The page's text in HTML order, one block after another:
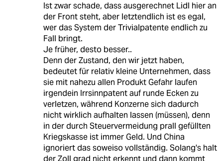
Ist zwar schade, dass ausgerechnet Lidl hier an
der Front steht, aber letztendlich ist es egal,
wer das System der Trivialpatente endlich zu
Fall bringt.
Je früher, desto besser..
Denn der Zustand, den wir jetzt haben,
bedeutet für relativ kleine Unternehmen, dass
sie mit nahezu allen Produkt Gefahr laufen
irgendein Irrsinnpatent auf runde Ecken zu
verletzen, während Konzerne sich dadurch
nicht wirklich aufhalten lassen (müssen), denn
in der durch Steuervermeidung prall gefüllten
Kriegskasse ist immer Geld. Und China
ignoriert das soweiso vollständig. Solang's halt